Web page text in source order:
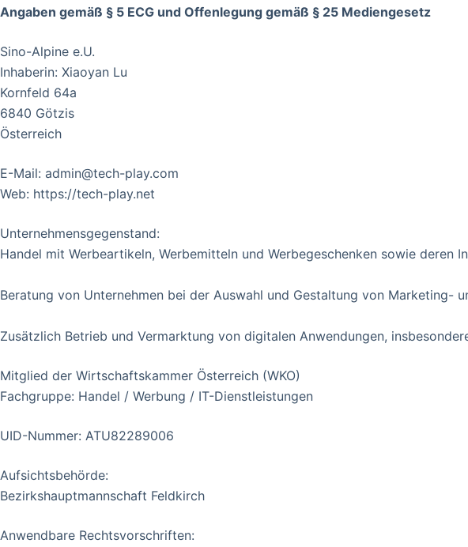
Angaben gemäß § 5 ECG und Offenlegung gemäß § 25 Mediengesetz
Sino-Alpine e.U.
Inhaberin: Xiaoyan Lu
Kornfeld 64a
6840 Götzis
Österreich
E-Mail: admin@tech-play.com
Web: https://tech-play.net
Unternehmensgegenstand:
Handel mit Werbeartikeln, Werbemitteln und Werbegeschenken sowie deren
Beratung von Unternehmen bei der Auswahl und Gestaltung von Marketing-
Zusätzlich Betrieb und Vermarktung von digitalen Anwendungen,
Mitglied der Wirtschaftskammer Österreich (WKO)
Fachgruppe: Handel / Werbung / IT-Dienstleistungen
UID-Nummer: ATU82289006
Aufsichtsbehörde:
Bezirkshauptmannschaft Feldkirch
Anwendbare Rechtsvorschriften: